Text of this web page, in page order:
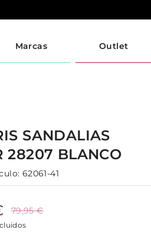
Marcas Outlet
SANDALIAS
28207 BLANCO
62061-41
79,95 €